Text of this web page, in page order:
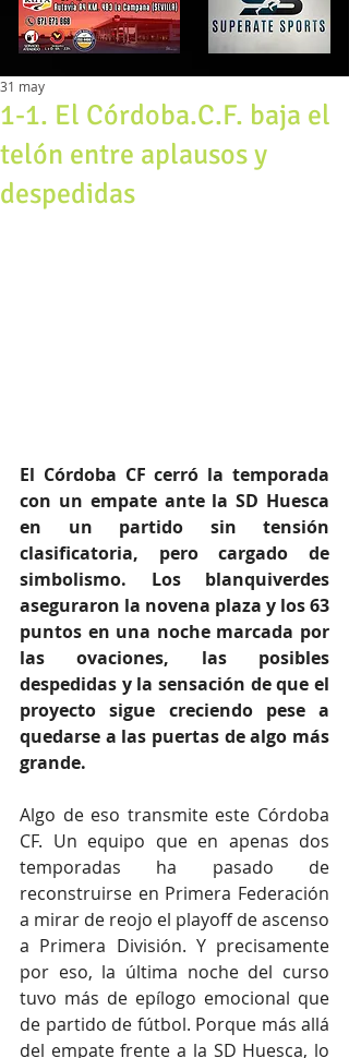
1-1. El Córdoba.C.F. baja el
telón entre aplausos y
despedidas
31 may
El Córdoba CF cerró la temporada
con un empate ante la SD Huesca
en un partido sin tensión
clasificatoria, pero cargado de
simbolismo. Los blanquiverdes
aseguraron la novena plaza y los 63
puntos en una noche marcada por
las ovaciones, las posibles
despedidas y la sensación de que el
proyecto sigue creciendo pese a
quedarse a las puertas de algo más
grande.
Algo de eso transmite este Córdoba
CF. Un equipo que en apenas dos
temporadas ha pasado de
reconstruirse en Primera Federación
a mirar de reojo el playoff de ascenso
a Primera División. Y precisamente
por eso, la última noche del curso
tuvo más de epílogo emocional que
de partido de fútbol. Porque más allá
del empate frente a la SD Huesca, lo